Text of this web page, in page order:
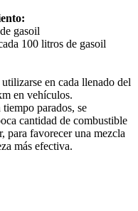
gasoil
100 litros de gasoil
en cada llenado del
en vehículos.
parados, se
cantidad de combustible
para favorecer una mezcla
más efectiva.